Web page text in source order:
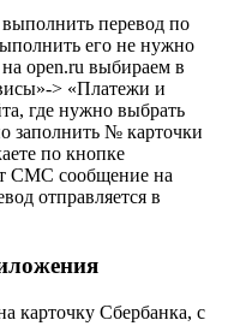
перевод по
его не нужно
на open.ru выбираем в
> «Платежи и
где нужно выбрать
заполнить № карточки
по кнопке
СМС сообщение на
отправляется в
карточку Сбербанка, с